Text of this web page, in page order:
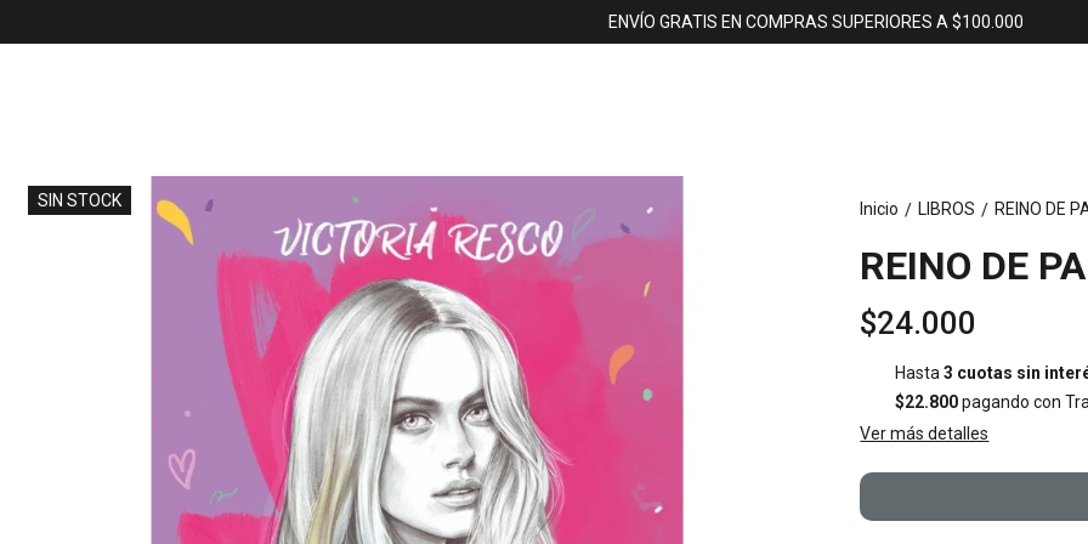
ENVÍO GRATIS EN COMPRAS SUPERIORES A $100.000
SIN STOCK Inicio / LIBROS / REINO DE
REINO DE
$24.000
Hasta3 cuotas sin
$22.800pagando con
Ver más detalles